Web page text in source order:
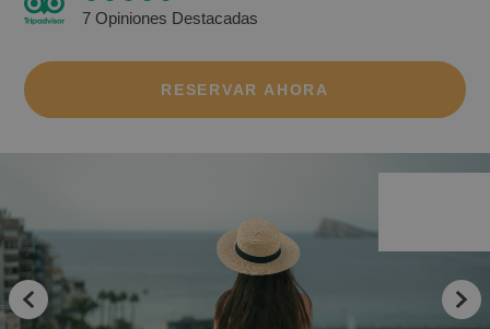
7 Opiniones Destacadas
RESERVAR AHORA